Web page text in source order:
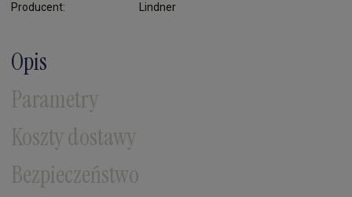
Producent: Lindner
Opis
Parametry
Koszty dostawy
Bezpieczeństwo